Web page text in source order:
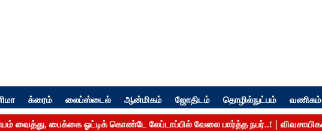
க்ரைம் லைப்ஸ்டைல் ஆன்மிகம் ஜோதிடம் தொழில்நுட்பம் வணிகம்